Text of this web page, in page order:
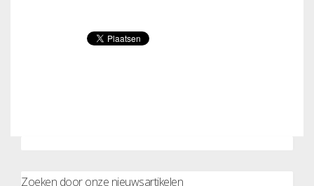
Zoeken door onze nieuwsartikelen